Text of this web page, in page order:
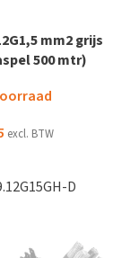
mm2 grijs
500 mtr)
excl. BTW
D